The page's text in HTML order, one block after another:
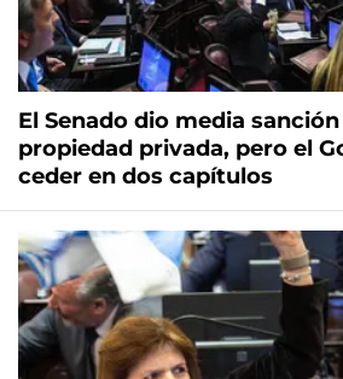
El Senado dio media
propiedad privada, pero el
ceder en dos capítulos